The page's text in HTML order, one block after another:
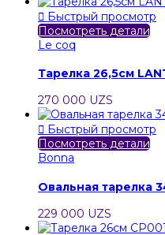
 Быстрый просмотр
Посмотреть детали
Le coq
Тарелка 26,5см
270 000 UZS
 Быстрый просмотр
Посмотреть детали
Bonna
Овальная тарелка
229 000 UZS